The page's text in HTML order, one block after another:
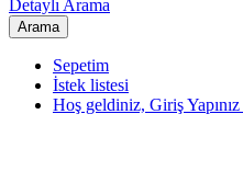
Detaylı Arama
Arama
Sepetim
İstek listesi
Hoş geldiniz, Giriş Yapınız